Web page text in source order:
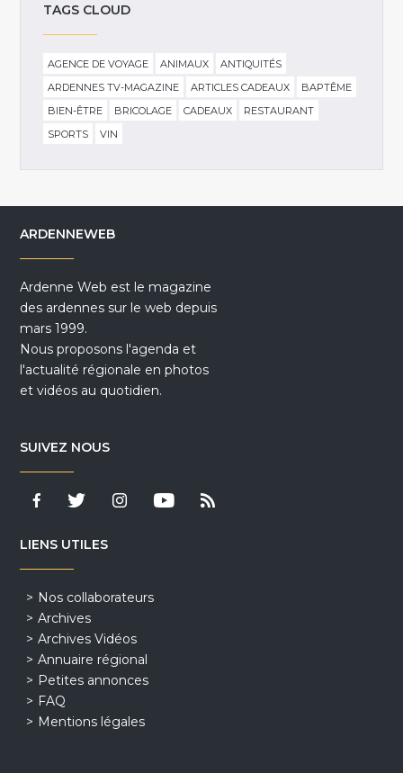
TAGS CLOUD
AGENCE DE VOYAGE ANIMAUX
ANTIQUITÉS
ARDENNES TV-MAGAZINE
ARTICLES CADEAUX
BAPTÊME
BIEN-ÊTRE
BRICOLAGE CADEAUX
RESTAURANT
SPORTS
VIN
ARDENNEWEB
Ardenne Web est le magazine
des ardennes sur le web depuis
mars 1999.
Nous proposons l'agenda et
l'actualité régionale en photos
et vidéos au quotidien.
SUIVEZ NOUS
LIENS UTILES
Nos collaborateurs
Archives
Archives Vidéos
Annuaire régional
Petites annonces
FAQ
Mentions légales